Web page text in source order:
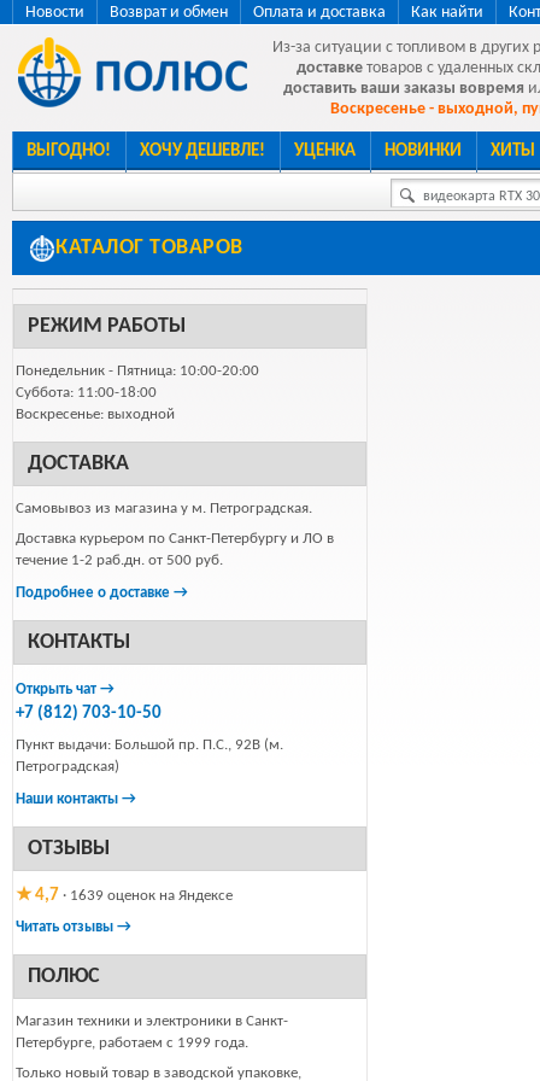
Новости Возврат и обмен Оплата и доставка Как найти
Из-за ситуации с топливом в других
доставке товаров с удаленных
доставить ваши заказы вовремя
Воскресенье - выходной,
ВЫГОДНО! ХОЧУ ДЕШЕВЛЕ! УЦЕНКА НОВИНКИ ХИТЫ
видеокарта RTX
КАТАЛОГ ТОВАРОВ
РЕЖИМ РАБОТЫ
Понедельник - Пятница: 10:00-20:00
Суббота: 11:00-18:00
Воскресенье: выходной
ДОСТАВКА
Самовывоз из магазина у м. Петроградская.
Доставка курьером по Санкт-Петербургу и ЛО в
течение 1-2 раб.дн. от 500 руб.
Подробнее о доставке →
КОНТАКТЫ
Открыть чат →
+7 (812) 703-10-50
Пункт выдачи: Большой пр. П.С., 92В (м.
Петроградская)
Наши контакты →
ОТЗЫВЫ
★ 4,7 · 1639 оценок на Яндексе
Читать отзывы →
ПОЛЮС
Магазин техники и электроники в Санкт-
Петербурге, работаем с 1999 года.
Только новый товар в заводской упаковке,